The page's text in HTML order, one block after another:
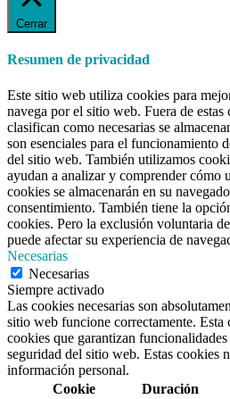
Cerrar
Resumen de privacidad
Este sitio web utiliza cookies para
navega por el sitio web. Fuera de estas
clasifican como necesarias se
son esenciales para el funcionamiento
del sitio web. También utilizamos
ayudan a analizar y comprender cómo
cookies se almacenarán en su
consentimiento. También tiene la
cookies. Pero la exclusión voluntaria
puede afectar su experiencia de
Necesarias
Necesarias
Siempre activado
Las cookies necesarias son
sitio web funcione correctamente. Esta
cookies que garantizan
seguridad del sitio web. Estas cookies
información personal.
Cookie
Duración